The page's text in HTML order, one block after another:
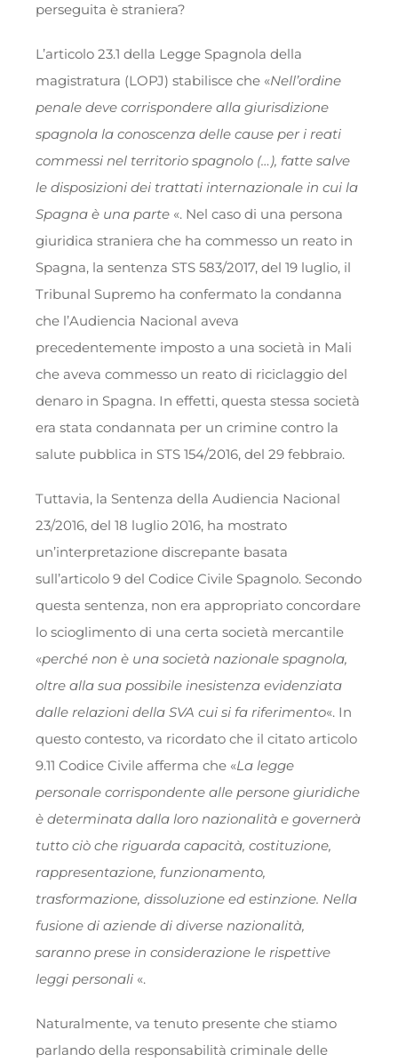
perseguita è straniera?
L’articolo 23.1 della Legge Spagnola della
magistratura (LOPJ) stabilisce che «Nell’ordine
penale deve corrispondere alla giurisdizione
spagnola la conoscenza delle cause per i reati
commessi nel territorio spagnolo (…), fatte salve
le disposizioni dei trattati internazionale in cui la
Spagna è una parte «. Nel caso di una persona
giuridica straniera che ha commesso un reato in
Spagna, la sentenza STS 583/2017, del 19 luglio, il
Tribunal Supremo ha confermato la condanna
che l’Audiencia Nacional aveva
precedentemente imposto a una società in Mali
che aveva commesso un reato di riciclaggio del
denaro in Spagna. In effetti, questa stessa società
era stata condannata per un crimine contro la
salute pubblica in STS 154/2016, del 29 febbraio.
Tuttavia, la Sentenza della Audiencia Nacional
23/2016, del 18 luglio 2016, ha mostrato
un’interpretazione discrepante basata
sull’articolo 9 del Codice Civile Spagnolo. Secondo
questa sentenza, non era appropriato concordare
lo scioglimento di una certa società mercantile
«perché non è una società nazionale spagnola,
oltre alla sua possibile inesistenza evidenziata
dalle relazioni della SVA cui si fa riferimento«. In
questo contesto, va ricordato che il citato articolo
9.11 Codice Civile afferma che «La legge
personale corrispondente alle persone giuridiche
è determinata dalla loro nazionalità e governerà
tutto ciò che riguarda capacità, costituzione,
rappresentazione, funzionamento,
trasformazione, dissoluzione ed estinzione. Nella
fusione di aziende di diverse nazionalità,
saranno prese in considerazione le rispettive
leggi personali «.
Naturalmente, va tenuto presente che stiamo
parlando della responsabilità criminale delle